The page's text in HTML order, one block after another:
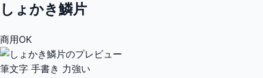
しょかき鱗片
商用OK
筆文字 手書き 力強い